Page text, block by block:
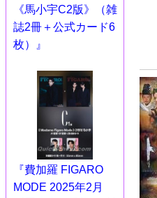
《馬小宇C2版》（雑
誌2冊＋公式カード6
枚）』
『費加羅 FIGARO
MODE 2025年2月